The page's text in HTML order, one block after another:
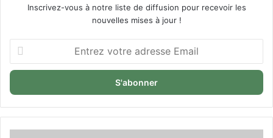
Inscrivez-vous à notre liste de diffusion pour recevoir les
nouvelles mises à jour !
votre
adresse